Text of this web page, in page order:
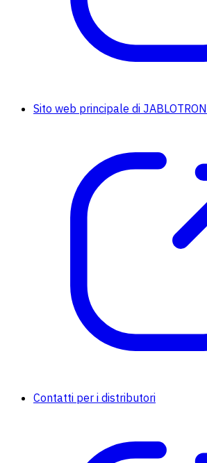
Sito web principale di JABLOTRON
Contatti per i distributori